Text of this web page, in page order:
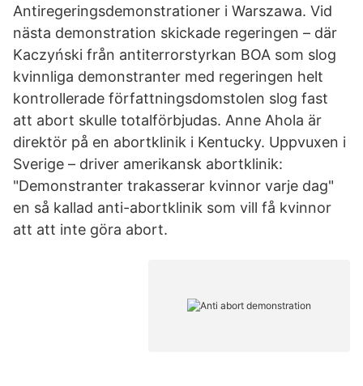
Antiregeringsdemonstrationer i Warszawa. Vid
nästa demonstration skickade regeringen – där
Kaczyński från antiterrorstyrkan BOA som slog
kvinnliga demonstranter med regeringen helt
kontrollerade författningsdomstolen slog fast
att abort skulle totalförbjudas. Anne Ahola är
direktör på en abortklinik i Kentucky. Uppvuxen i
Sverige – driver amerikansk abortklinik:
"Demonstranter trakasserar kvinnor varje dag"
en så kallad anti-abortklinik som vill få kvinnor
att att inte göra abort.